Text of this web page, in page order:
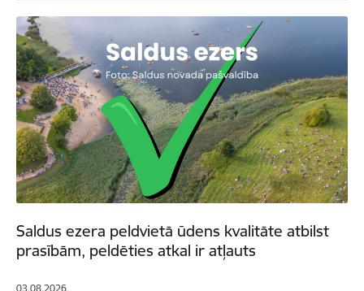
Saldus ezera peldvietā ūdens kvalitāte atbilst
prasībām, peldēties atkal ir atļauts
03.08.2026.